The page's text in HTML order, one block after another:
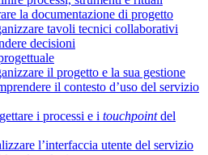
la documentazione di progetto
tavoli tecnici collaborativi
decisioni
il progetto e la sua gestione
il contesto d’uso del servizio
i processi e i touchpointdel
l’interfaccia utente del servizio